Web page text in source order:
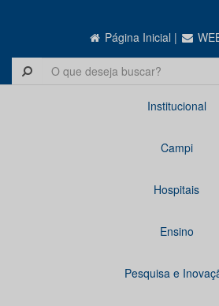
Página Inicial |
Institucional
Campi
Hospitais
Ensino
Pesquisa e